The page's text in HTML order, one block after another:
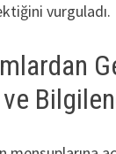
vurguladı.